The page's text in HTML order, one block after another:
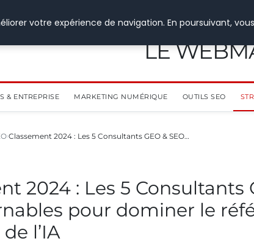
LE
& ENTREPRISE MARKETING NUMÉRIQUE OUTILS SEO
Classement 2024 : Les 5 Consultants GEO & SEO…
2024 : Les 5 Consultants
pour dominer le
l’IA
votre expérience de navigation. En poursuivant,